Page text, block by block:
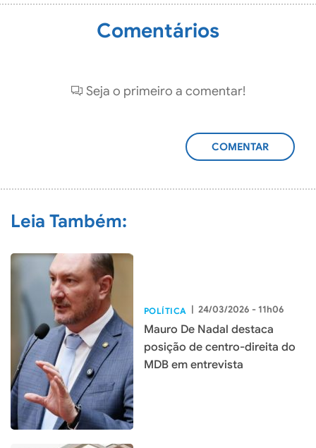
Comentários
Seja o primeiro a comentar!
ADICIONAR
Leia Também:
POLÍTICA | 24/03/2026 - 11h06
Mauro De Nadal destaca
posição de centro-direita do
MDB em entrevista